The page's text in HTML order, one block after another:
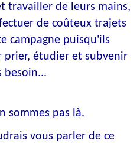
travailler de leurs mains,
de coûteux trajets
campagne puisqu'ils
prier, étudier et subvenir
besoin...
sommes pas là.
vous parler de ce